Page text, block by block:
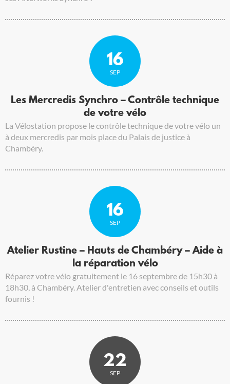
16
SEP
Les Mercredis Synchro – Contrôle technique
de votre vélo
La Vélostation propose le contrôle technique de votre vélo un
à deux mercredis par mois place du Palais de justice à
Chambéry.
16
SEP
Atelier Rustine – Hauts de Chambéry – Aide à
la réparation vélo
Réparez votre vélo gratuitement le 16 septembre de 15h30 à
18h30, à Chambéry. Atelier d'entretien avec conseils et outils
fournis !
22
SEP